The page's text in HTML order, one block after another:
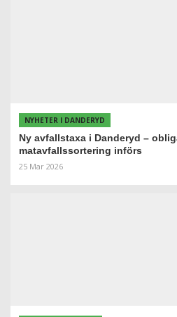
NYHETER I DANDERYD
Ny avfallstaxa i Danderyd –
matavfallssortering införs
25 Mar 2026